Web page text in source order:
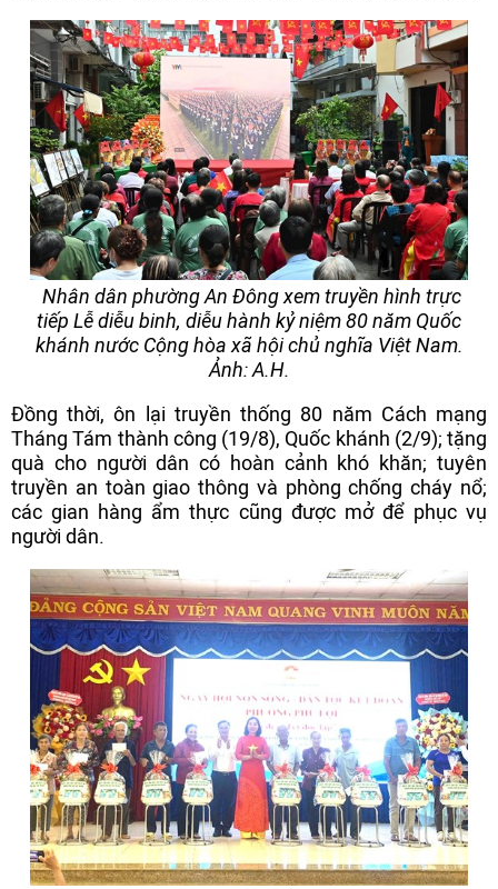
Nhân dân phường An Đông xem truyền hình trực
tiếp Lễ diễu binh, diễu hành kỷ niệm 80 năm Quốc
khánh nước Cộng hòa xã hội chủ nghĩa Việt Nam.
Ảnh: A.H.
Đồng thời, ôn lại truyền thống 80 năm Cách mạng
Tháng Tám thành công (19/8), Quốc khánh (2/9); tặng
quà cho người dân có hoàn cảnh khó khăn; tuyên
truyền an toàn giao thông và phòng chống cháy nổ;
các gian hàng ẩm thực cũng được mở để phục vụ
người dân.